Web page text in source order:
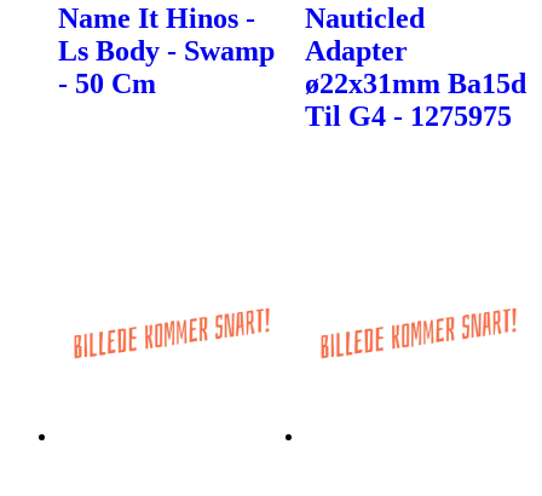
Name It Hinos -
Ls Body - Swamp
- 50 Cm
Nauticled
Adapter
ø22x31mm Ba15d
Til G4 - 1275975